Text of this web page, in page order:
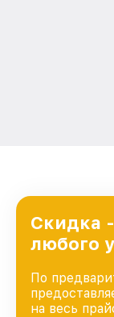
Скидка
любого
По
на весь